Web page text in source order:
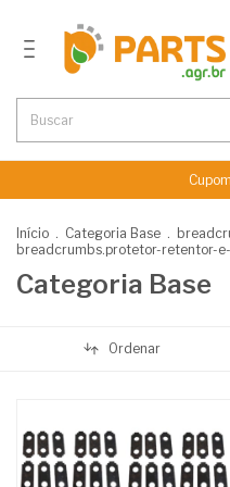
Cupom
Início . Categoria Base .
breadcrumbs.protetor-retentor-
Categoria Base
Ordenar